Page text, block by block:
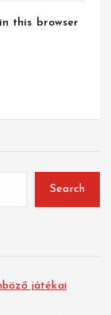
this browser
Search
játékai